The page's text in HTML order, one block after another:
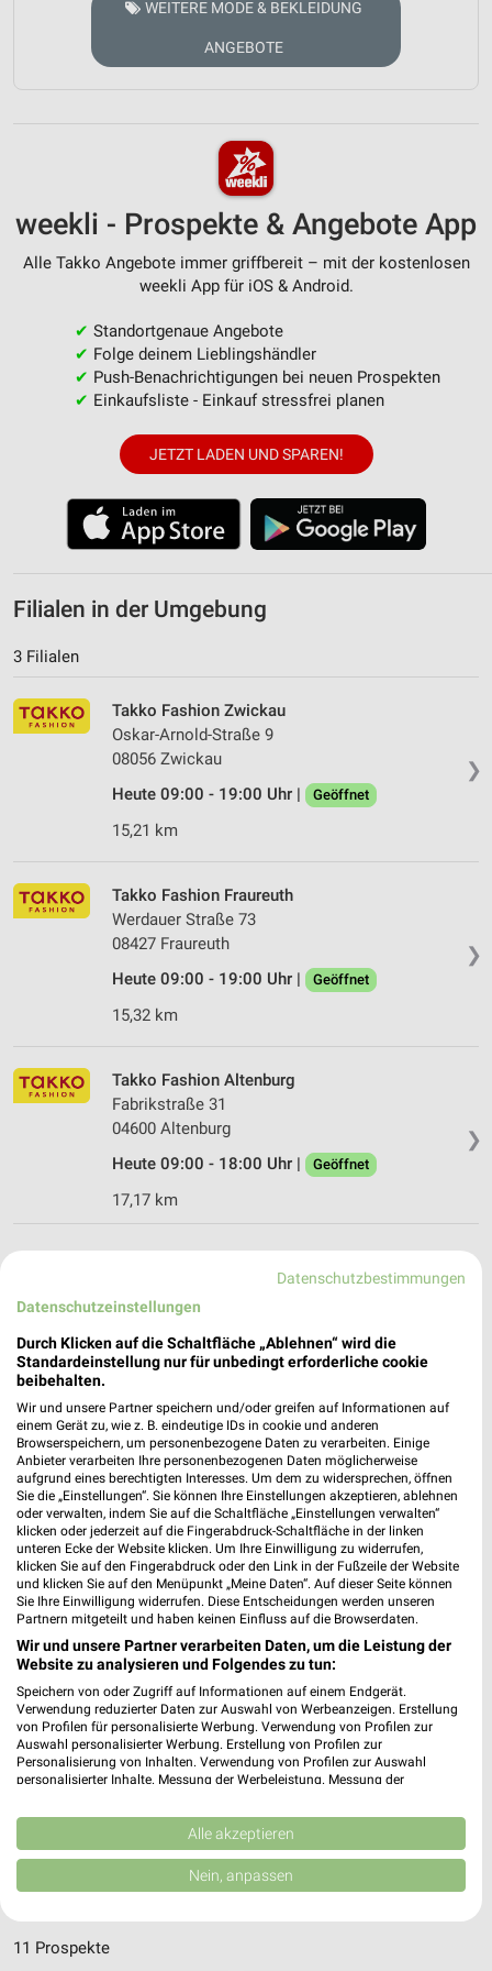
WEITERE MODE & BEKLEIDUNG
ANGEBOTE
weekli - Prospekte & Angebote App
Alle Takko Angebote immer griffbereit – mit der kostenlosen
weekli App für iOS & Android.
✔ Standortgenaue Angebote
✔ Folge deinem Lieblingshändler
✔ Push-Benachrichtigungen bei neuen Prospekten
✔ Einkaufsliste - Einkauf stressfrei planen
JETZT LADEN UND SPAREN!
Filialen in der Umgebung
3 Filialen
❯
Takko Fashion Zwickau
Oskar-Arnold-Straße 9
08056 Zwickau
Heute 09:00 - 19:00 Uhr |
Geöffnet
15,21 km
❯
Takko Fashion Fraureuth
Werdauer Straße 73
08427 Fraureuth
Heute 09:00 - 19:00 Uhr |
Geöffnet
15,32 km
❯
Takko Fashion Altenburg
Fabrikstraße 31
04600 Altenburg
Heute 09:00 - 18:00 Uhr |
Geöffnet
17,17 km
Adresse, Öffnungszeiten und Route für die
Takko Fashion Filiale in Meerane
Egal ob Adresse, Öffnungszeiten oder Route, hier findest Du
alles zur Takko Fashion Filiale in Meerane. Die aktuellsten
Angebote kannst Du Dir in den neuesten Prospekten
anschauen. Wenn Du ein schönes Schnäppchen gefunden hast,
Deiner Lieblings-Filiale von Takko finden.
Mode & Bekleidung Angebote für Meerane
11 Prospekte
Datenschutzbestimmungen
Datenschutzeinstellungen
Durch Klicken auf die Schaltfläche „Ablehnen“ wird die
Standardeinstellung nur für unbedingt erforderliche cookie
beibehalten.
Wir und unsere Partner speichern und/oder greifen auf Informationen auf
einem Gerät zu, wie z. B. eindeutige IDs in cookie und anderen
Browserspeichern, um personenbezogene Daten zu verarbeiten. Einige
Anbieter verarbeiten Ihre personenbezogenen Daten möglicherweise
aufgrund eines berechtigten Interesses. Um dem zu widersprechen, öffnen
Sie die „Einstellungen“. Sie können Ihre Einstellungen akzeptieren, ablehnen
oder verwalten, indem Sie auf die Schaltfläche „Einstellungen verwalten“
klicken oder jederzeit auf die Fingerabdruck-Schaltfläche in der linken
unteren Ecke der Website klicken. Um Ihre Einwilligung zu widerrufen,
klicken Sie auf den Fingerabdruck oder den Link in der Fußzeile der Website
und klicken Sie auf den Menüpunkt „Meine Daten“. Auf dieser Seite können
Sie Ihre Einwilligung widerrufen. Diese Entscheidungen werden unseren
Partnern mitgeteilt und haben keinen Einfluss auf die Browserdaten.
Wir und unsere Partner verarbeiten Daten, um die Leistung der
Website zu analysieren und Folgendes zu tun:
Speichern von oder Zugriff auf Informationen auf einem Endgerät.
Verwendung reduzierter Daten zur Auswahl von Werbeanzeigen. Erstellung
von Profilen für personalisierte Werbung. Verwendung von Profilen zur
Auswahl personalisierter Werbung. Erstellung von Profilen zur
Personalisierung von Inhalten. Verwendung von Profilen zur Auswahl
personalisierter Inhalte. Messung der Werbeleistung. Messung der
Kombinationen von Daten aus verschiedenen Quellen. Entwicklung und
Verbesserung der Angebote. Verwendung reduzierter Daten zur Auswahl
von Inhalten.
Daten können außerhalb der Europäischen Union weitergegeben und in die
Website/App.
Partnerliste anzeigen (1 IAB-Anbieter)
Alle akzeptieren
Nein, anpassen